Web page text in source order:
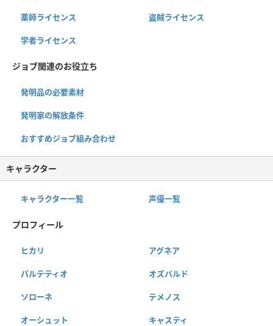
薬師ライセンス 盗賊ライセンス
学者ライセンス
ジョブ関連のお役立ち
発明品の必要素材
発明家の解放条件
おすすめジョブ組み合わせ
キャラクター
キャラクター一覧 声優一覧
プロフィール
ヒカリ アグネア
パルテティオ オズバルド
ソローネ テメノス
オーシュット キャスティ